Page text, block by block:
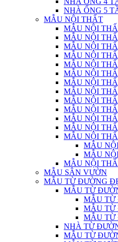
NHÀ ỐNG 5
MẪU NỘI THẤT
MẪU NỘI
MẪU NỘI
MẪU NỘI
MẪU NỘI
MẪU NỘI
MẪU NỘI
MẪU NỘI
MẪU NỘI
MẪU NỘI
MẪU NỘI
MẪU NỘI
MẪU NỘI
MẪU NỘI
MẪU
MẪU
MẪU NỘI
MẪU SÂN VƯỜN
MẪU TỪ ĐƯỜNG
MẪU TỪ
MẪU TỪ
MẪU TỪ
MẪU TỪ
NHÀ TỪ
MẪU TỪ